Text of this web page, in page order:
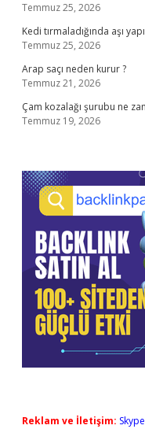
Temmuz 25, 2026
Kedi tırmaladığında aşı
Temmuz 25, 2026
Arap saçı neden kurur ?
Temmuz 21, 2026
Çam kozalağı şurubu ne
Temmuz 19, 2026
Reklam ve İletişim: